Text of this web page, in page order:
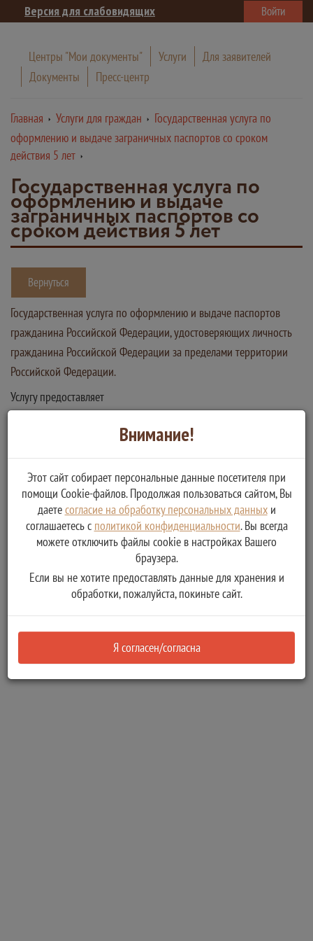
Версия для слабовидящих Войти
Центры "Мои документы" Услуги
Для заявителей
Документы
Пресс-центр
Главная Услуги для граждан
Государственная услуга по
оформлению и выдаче заграничных паспортов со сроком
действия 5 лет
Государственная услуга по
оформлению и выдаче
заграничных паспортов со
сроком действия 5 лет
Вернуться
Государственная услуга по оформлению и выдаче паспортов
гражданина Российской Федерации, удостоверяющих личность
гражданина Российской Федерации за пределами территории
Российской Федерации.
Услугу предоставляет
Получение заграничного паспорта гражданином
Получение заграничного паспорта гражданином
Российской Федерации, достигшим 18 лет
Получение заграничного паспорта гражданином
Российской Федерации гражданину в возрасте до 14 лет
Внимание!
Этот сайт собирает персональные данные посетителя при
помощи Cookie-файлов. Продолжая пользоваться сайтом, Вы
даетесогласие на обработку персональных данныхи
соглашаетесь с политикой конфиденциальности. Вы всегда
можете отключить файлы cookie в настройках Вашего
браузера.
Если вы не хотите предоставлять данные для хранения и
обработки, пожалуйста, покиньте сайт.
Я согласен/согласна